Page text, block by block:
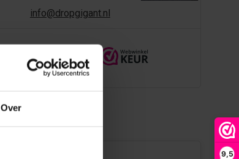
Over
9,5
info@dropgigant.nl
reviews - gem. 9,5 via